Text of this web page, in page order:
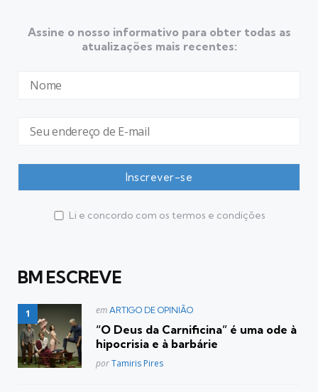
Assine o nosso informativo para obter todas as
atualizações mais recentes:
Li e concordo com os termos e condições
BM ESCREVE
Postado
em ARTIGO DE OPINIÃO
“O Deus da Carnificina” é uma ode à
hipocrisia e à barbárie
Posted
porTamiris Pires